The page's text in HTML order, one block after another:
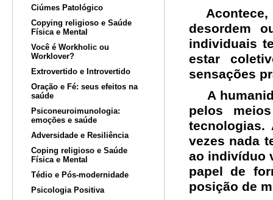
Ciúmes Patológico
Copying religioso e Saúde
Física e Mental
Você é Workholic ou
Worklover?
Extrovertido e Introvertido
Oração e Fé: seus efeitos na
saúde
Psiconeuroimunologia:
emoções e saúde
Adversidade e Resiliência
Coping religioso e Saúde
Física e Mental
Tédio e Pós-modernidade
Psicologia Positiva
Acontece,
desordem
individuais
estar
sensações
A
pelos
tecnologias.
vezes nada
ao indivíduo
papel de
posição de